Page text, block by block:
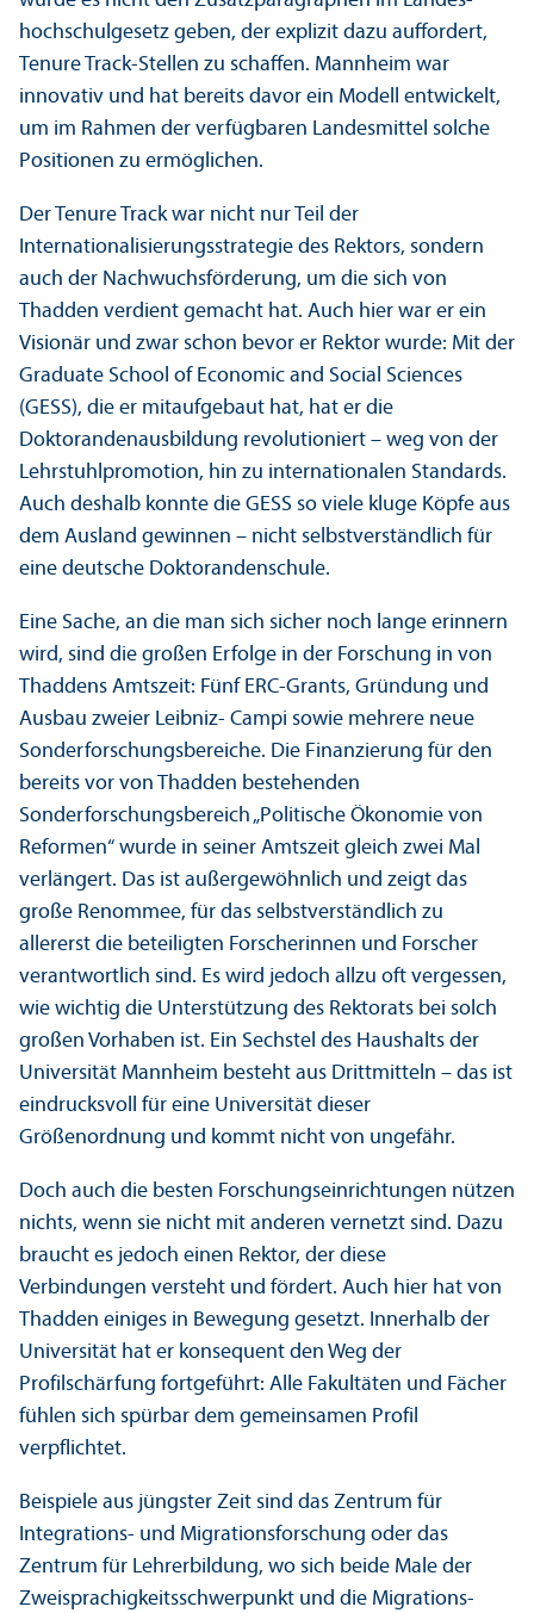
hochschul­gesetz geben, der explizit dazu auffordert,
Tenure Track-Stellen zu schaffen. Mannheim war
innovativ und hat bereits davor ein Modell entwickelt,
um im Rahmen der verfügbaren Landes­mittel solche
Positionen zu ermöglichen.
Der Tenure Track war nicht nur Teil der
Internationalisierungs­strategie des Rektors, sondern
auch der Nachwuchs­förderung, um die sich von
Thadden verdient gemacht hat. Auch hier war er ein
Visionär und zwar schon bevor er Rektor wurde: Mit der
Graduate School of Economic and Social Sciences
(GESS), die er mitaufgebaut hat, hat er die
Doktoranden­ausbildung revolutioniert – weg von der
Lehr­stuhl­promotion, hin zu internationalen Standards.
Auch deshalb konnte die GESS so viele kluge Köpfe aus
dem Ausland gewinnen – nicht selbstverständlich für
eine deutsche Doktoranden­schule.
Eine Sache, an die man sich sicher noch lange erinnern
wird, sind die großen Erfolge in der Forschung in von
Thaddens Amtszeit: Fünf ERC-Grants, Gründung und
Ausbau zweier Leibniz- Campi sowie mehrere neue
Sonderforschungs­bereiche. Die Finanzierung für den
bereits vor von Thadden bestehenden
Sonderforschungs­bereich „Politische Ökonomie von
Reformen“ wurde in seiner Amtszeit gleich zwei Mal
verlängert. Das ist außergewöhnlich und zeigt das
große Renommee, für das selbstverständlich zu
allererst die beteiligten Forscherinnen und Forscher
verantwortlich sind. Es wird jedoch allzu oft vergessen,
wie wichtig die Unter­stützung des Rektorats bei solch
großen Vorhaben ist. Ein Sechstel des Haushalts der
Universität Mannheim besteht aus Drittmitteln – das ist
eindrucksvoll für eine Universität dieser
Größenordnung und kommt nicht von ungefähr.
Doch auch die besten Forschungs­einrichtungen nützen
nichts, wenn sie nicht mit anderen vernetzt sind. Dazu
braucht es jedoch einen Rektor, der diese
Verbindungen versteht und fördert. Auch hier hat von
Thadden einiges in Bewegung gesetzt. Innerhalb der
Universität hat er konsequent den Weg der
Profilschärfung fortgeführt: Alle Fakultäten und Fächer
fühlen sich spürbar dem gemeinsamen Profil
verpflichtet.
Beispiele aus jüngster Zeit sind das Zentrum für
Integrations- und Migrations­forschung oder das
Zentrum für Lehr­erbildung, wo sich beide Male der
Zweisprach­igkeits­schwerpunkt und die Migrations­